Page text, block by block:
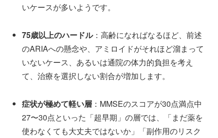
いケースが多いようです。
75歳以上のハードル：高齢になればなるほど、前述
のARIAへの懸念や、アミロイドがそれほど溜まって
いないケース、あるいは通院の体力的負担を考え
て、治療を選択しない割合が増加します。
症状が極めて軽い層 ：MMSEのスコアが30点満点中
27〜30点といった「超早期」の層では、「まだ薬を
使わなくても大丈夫ではないか」「副作用のリスク